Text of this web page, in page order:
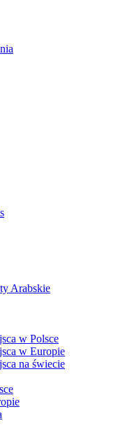
Arabskie
w Polsce
w Europie
na świecie